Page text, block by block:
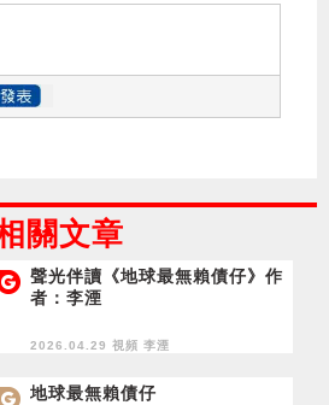
關文章
聲光伴讀《地球最無賴債仔》作
者：李湮
2026.04.29 視頻 李湮
地球最無賴債仔